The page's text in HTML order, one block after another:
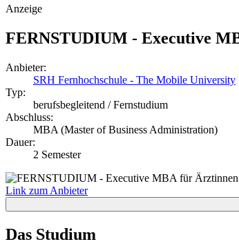
Anzeige
FERNSTUDIUM - Executive
Anbieter:
SRH Fernhochschule - The Mobile University
Typ:
berufsbegleitend / Fernstudium
Abschluss:
MBA (Master of Business Administration)
Dauer:
2 Semester
Link zum Anbieter
Das Studium